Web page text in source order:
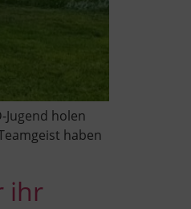
Jugend holen
haben
ihr